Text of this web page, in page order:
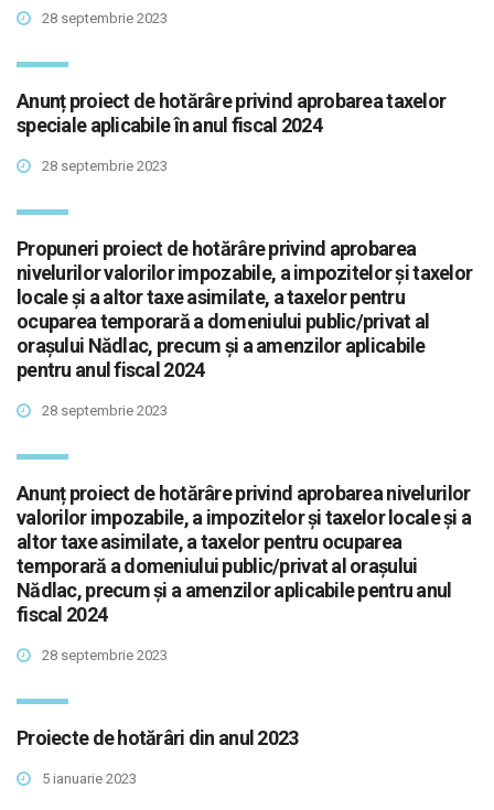
28 septembrie 2023
Anunț proiect de hotărâre privind aprobarea taxelor
speciale aplicabile în anul fiscal 2024
28 septembrie 2023
Propuneri proiect de hotărâre privind aprobarea
nivelurilor valorilor impozabile, a impozitelor şi taxelor
locale şi a altor taxe asimilate, a taxelor pentru
ocuparea temporară a domeniului public/privat al
orașului Nădlac, precum şi a amenzilor aplicabile
pentru anul fiscal 2024
28 septembrie 2023
Anunț proiect de hotărâre privind aprobarea nivelurilor
valorilor impozabile, a impozitelor şi taxelor locale şi a
altor taxe asimilate, a taxelor pentru ocuparea
temporară a domeniului public/privat al orașului
Nădlac, precum şi a amenzilor aplicabile pentru anul
fiscal 2024
28 septembrie 2023
Proiecte de hotărâri din anul 2023
5 ianuarie 2023